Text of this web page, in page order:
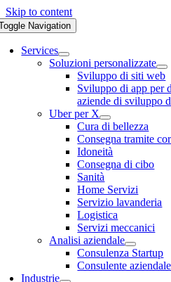
Skip to content
Navigation
Services
Soluzioni personalizzate
Sviluppo di siti web
Sviluppo di app per
aziende di sviluppo
Uber per X
Cura di bellezza
Consegna tramite
Idoneità
Consegna di cibo
Sanità
Home Servizi
Servizio lavanderia
Logistica
Servizi meccanici
Analisi aziendale
Consulenza Startup
Consulente
Industrie